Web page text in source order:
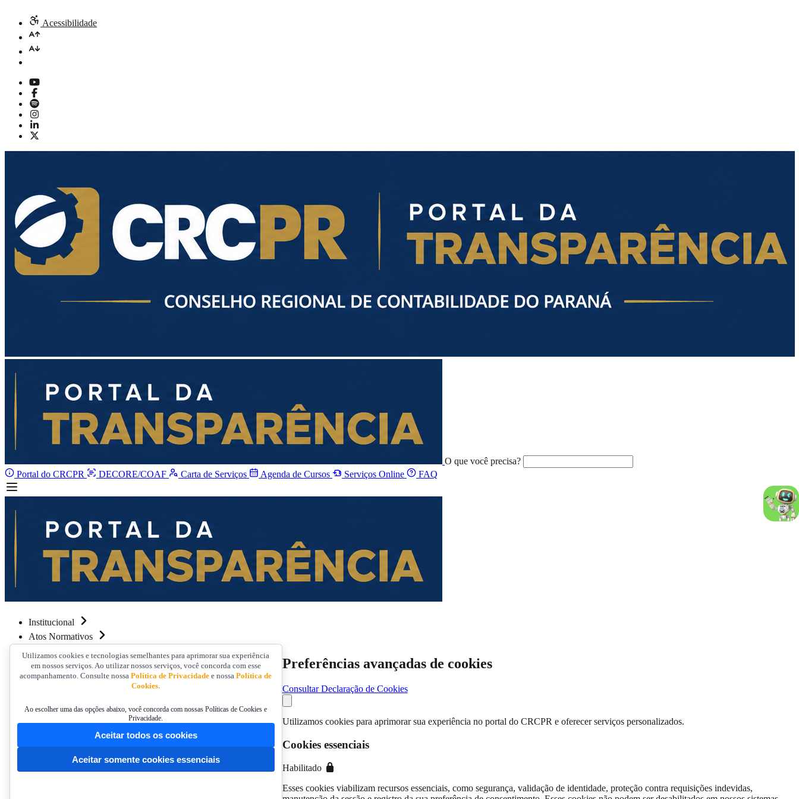
Acessibilidade
O que você precisa?
Portal do CRCPR
DECORE/COAF Carta de Serviços Agenda de Cursos Serviços Online FAQ
Institucional
Atos Normativos
Financeiro
Prestação de Contas
Licitações e Convênios
Informações ao Cidadão
Contato
Prestação de Contas /
Prestação de Contas /
Utilizamos cookies e tecnologias semelhantes para aprimorar sua experiência
em nossos serviços. Ao utilizar nossos serviços, você concorda com esse
acompanhamento. Consulte nossaPolítica de Privacidade e nossaPolítica de
Cookies.
Ao escolher uma das opções abaixo, você concorda com nossas Políticas de Cookies e
Privacidade.
Aceitar todos os cookies
Aceitar somente cookies essenciais
Preferências avançadas de cookies
Consultar Declaração de Cookies
Utilizamos cookies para aprimorar sua experiência no portal do CRCPR e oferecer serviços personalizados.
Cookies essenciais
Habilitado
Esses cookies viabilizam recursos essenciais, como segurança, validação de identidade, proteção contra requisições indevidas,